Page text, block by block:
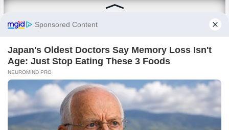
Следете нè на Фејсбук за да сте во тек со најновите